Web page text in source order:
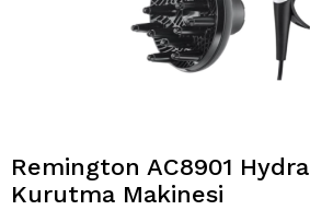
Remington AC8901
Kurutma Makinesi